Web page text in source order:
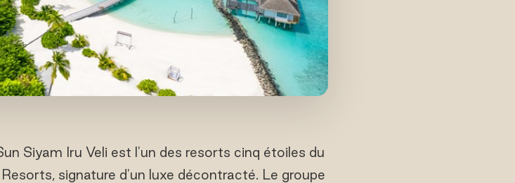
Siyam Iru Veli est l'un des resorts cinq étoiles du
signature d'un luxe décontracté. Le groupe